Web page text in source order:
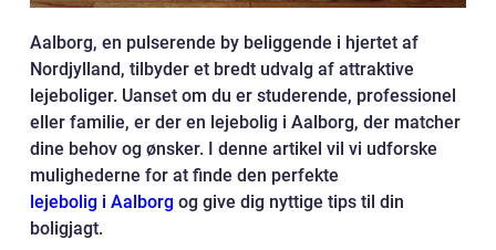
Aalborg, en pulserende by beliggende i hjertet af
Nordjylland, tilbyder et bredt udvalg af attraktive
lejeboliger. Uanset om du er studerende, professionel
eller familie, er der en lejebolig i Aalborg, der matcher
dine behov og ønsker. I denne artikel vil vi udforske
mulighederne for at finde den perfekte
lejebolig i Aalborg og give dig nyttige tips til din
boligjagt.